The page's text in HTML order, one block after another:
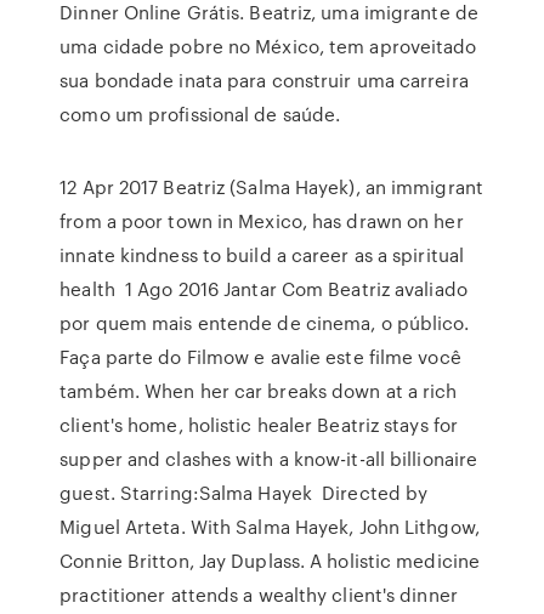
Dinner Online Grátis. Beatriz, uma imigrante de
uma cidade pobre no México, tem aproveitado
sua bondade inata para construir uma carreira
como um profissional de saúde.
12 Apr 2017 Beatriz (Salma Hayek), an immigrant
from a poor town in Mexico, has drawn on her
innate kindness to build a career as a spiritual
health 1 Ago 2016 Jantar Com Beatriz avaliado
por quem mais entende de cinema, o público.
Faça parte do Filmow e avalie este filme você
também. When her car breaks down at a rich
client's home, holistic healer Beatriz stays for
supper and clashes with a know-it-all billionaire
guest. Starring:Salma Hayek Directed by
Miguel Arteta. With Salma Hayek, John Lithgow,
Connie Britton, Jay Duplass. A holistic medicine
practitioner attends a wealthy client's dinner